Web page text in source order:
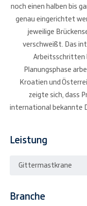
noch einen halben bis
genau eingerichtet
jeweilige
verschweißt. Das
Arbeitsschritten
Planungsphase
Kroatien und
zeigte sich, dass
international bekannte
Leistung
Gittermastkrane
Branche